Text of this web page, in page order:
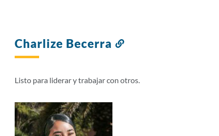
Charlize Becerra
sección
Listo para liderar y trabajar con otros.